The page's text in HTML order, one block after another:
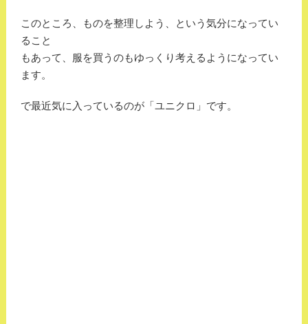
このところ、ものを整理しよう、という気分になってい
ること
もあって、服を買うのもゆっくり考えるようになってい
ます。
で最近気に入っているのが「ユニクロ」です。